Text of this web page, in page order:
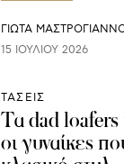
ΓΙΩΤΑ
15 ΙΟΥΛΊΟΥ 2026
ΤΑΣΕΙΣ
Τα dad loafers
οι γυναίκες